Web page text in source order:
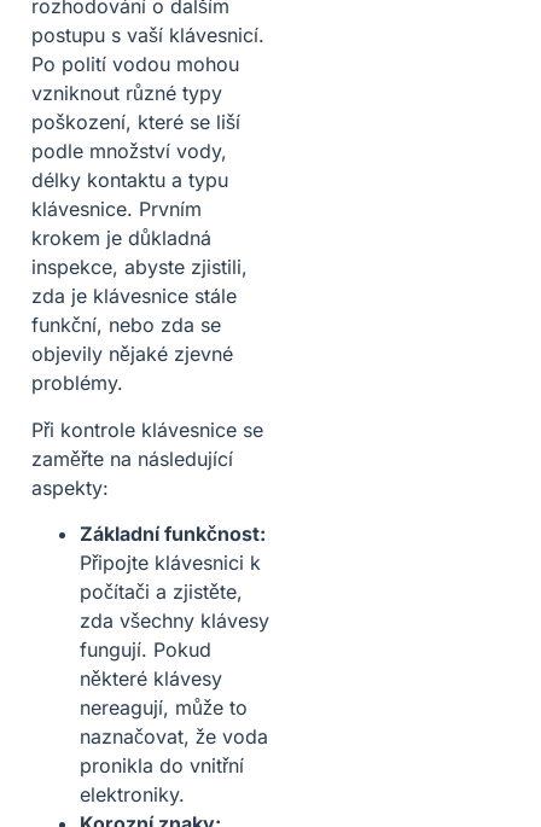
rozhodování o dalším
postupu s vaší klávesnicí.
Po polití vodou mohou
vzniknout různé typy
poškození, které se liší
podle množství vody,
délky kontaktu a typu
klávesnice. Prvním
krokem je důkladná
inspekce, abyste zjistili,
zda je klávesnice stále
funkční, nebo zda se
objevily nějaké zjevné
problémy.
Při kontrole klávesnice se
zaměřte na následující
aspekty:
Základní funkčnost:
Připojte klávesnici k
počítači a zjistěte,
zda všechny klávesy
fungují. Pokud
některé klávesy
nereagují, může to
naznačovat, že voda
pronikla do vnitřní
elektroniky.